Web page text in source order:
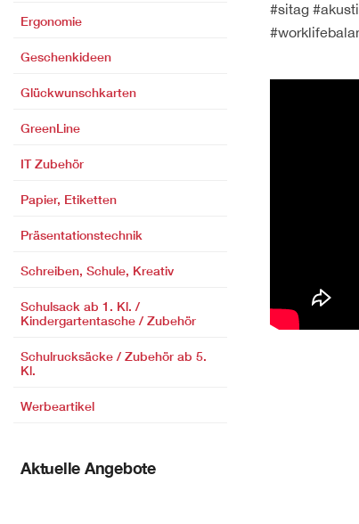
Ergonomie
Geschenkideen
Glückwunschkarten
GreenLine
IT Zubehör
Papier, Etiketten
Präsentationstechnik
Schreiben, Schule, Kreativ
Schulsack ab 1. Kl. /
Kindergartentasche / Zubehör
Schulrucksäcke / Zubehör ab 5.
Kl.
Werbeartikel
Aktuelle Angebote
#sitag